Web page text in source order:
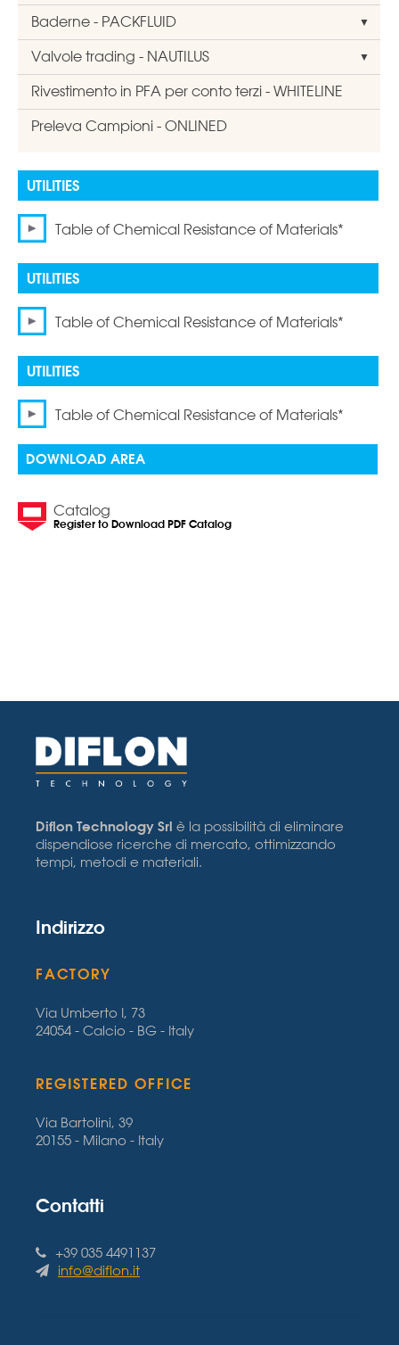
Baderne - PACKFLUID
Valvole trading - NAUTILUS
Rivestimento in PFA per conto terzi - WHITELINE
Preleva Campioni - ONLINED
Table of Chemical Resistance of Materials*
Table of Chemical Resistance of Materials*
Table of Chemical Resistance of Materials*
DOWNLOAD AREA
Catalog
Register to Download PDF Catalog
Diflon Technology Srl è la possibilità di eliminare
dispendiose ricerche di mercato, ottimizzando
tempi, metodi e materiali.
Indirizzo
FACTORY
Via Umberto I, 73
24054 - Calcio - BG - Italy
REGISTERED OFFICE
Via Bartolini, 39
20155 - Milano - Italy
Contatti
+39 035 4491137
info@diflon.it